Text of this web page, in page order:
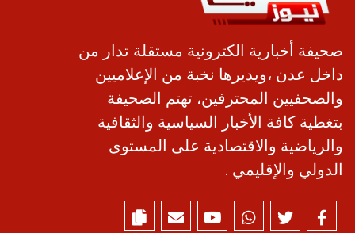
صحيفة أخبارية الكترونية مستقلة تدار من
داخل عدن ،ويديرها نخبة من الإعلاميين
والصحفيين المحترفين، تهتم الصحيفة
بتغطية كافة الأخبار السياسية والثقافية
والرياضية والاقتصادية على المستوى
الدولي والإقليمي .